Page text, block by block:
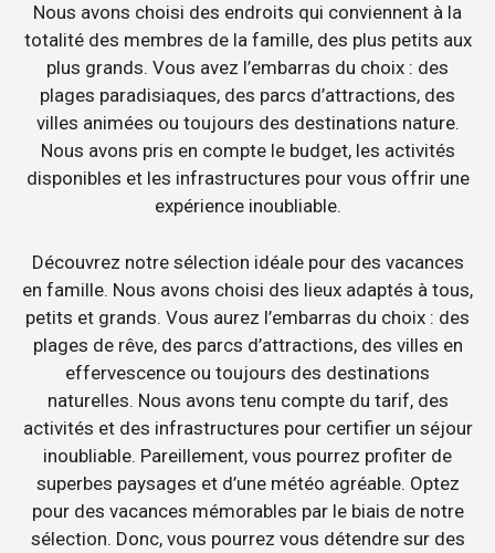
Nous avons choisi des endroits qui conviennent à la
totalité des membres de la famille, des plus petits aux
plus grands. Vous avez l’embarras du choix : des
plages paradisiaques, des parcs d’attractions, des
villes animées ou toujours des destinations nature.
Nous avons pris en compte le budget, les activités
disponibles et les infrastructures pour vous offrir une
expérience inoubliable.
Découvrez notre sélection idéale pour des vacances
en famille. Nous avons choisi des lieux adaptés à tous,
petits et grands. Vous aurez l’embarras du choix : des
plages de rêve, des parcs d’attractions, des villes en
effervescence ou toujours des destinations
naturelles. Nous avons tenu compte du tarif, des
activités et des infrastructures pour certifier un séjour
inoubliable. Pareillement, vous pourrez profiter de
superbes paysages et d’une météo agréable. Optez
pour des vacances mémorables par le biais de notre
sélection. Donc, vous pourrez vous détendre sur des